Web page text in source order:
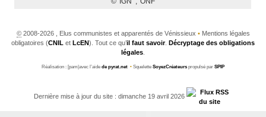
©2008-2026 , Elus communistes et apparentés de Vénissieux •Mentions légales
obligatoires (CNIL et LcEN). Tout ce qu’il faut savoir. Décryptage des obligations
légales
Réalisation : [pam|avec l’aide de pyrat.net • Squelette SoyezCréateurs propulsé par SPIP
Dernière mise à jour du site : dimanche 19 avril 2026